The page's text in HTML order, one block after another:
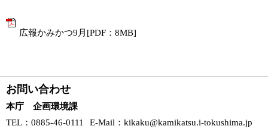
広報かみかつ9月[PDF：8MB]
お問い合わせ
本庁 企画環境課
TEL ：0885-46-0111 E-Mail ： kikaku@kamikatsu.i-tokushima.jp